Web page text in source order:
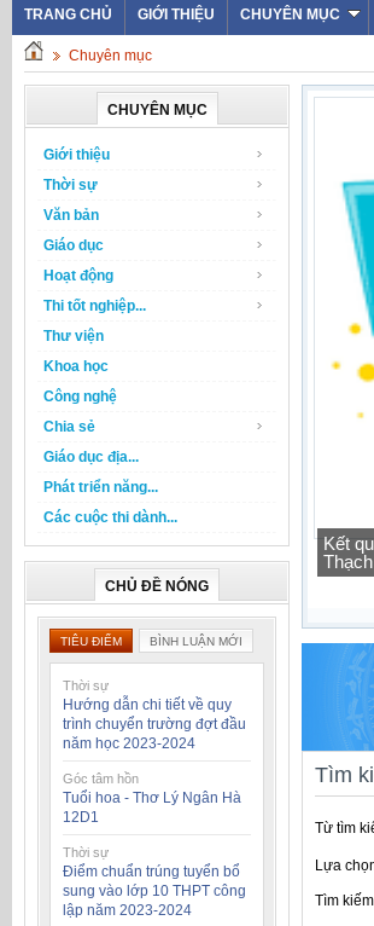
TRANG CHỦ
GIỚI THIỆU CHUYÊN MỤC
Chuyên mục
CHUYÊN MỤC
Giới thiệu
Thời sự
Văn bản
Giáo dục
Hoạt động
Thi tốt nghiệp...
Thư viện
Khoa học
Công nghệ
Chia sẻ
Giáo dục địa...
Phát triển năng...
Các cuộc thi dành...
CHỦ ĐỀ NÓNG
TIÊU ĐIỂM BÌNH LUẬN MỚI
Thời sự
Hướng dẫn chi tiết về quy
trình chuyển trường đợt đầu
năm học 2023-2024
Góc tâm hồn
Tuổi hoa - Thơ Lý Ngân Hà
12D1
Thời sự
Điểm chuẩn trúng tuyển bổ
sung vào lớp 10 THPT công
lập năm 2023-2024
Tra
Tìm
Từ tìm
Lựa
Tìm